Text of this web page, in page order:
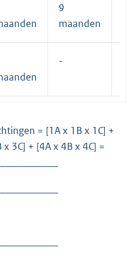
9
maanden
-
= [1A x 1B x 1C] +
3C] + [4A x 4B x 4C] =